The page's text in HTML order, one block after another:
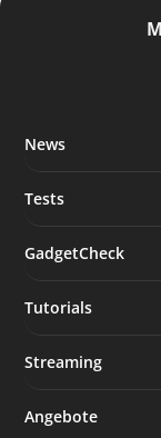
News
Tests
GadgetCheck
Tutorials
Streaming
Angebote